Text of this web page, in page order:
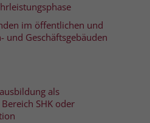
im öffentlichen und
und Geschäftsgebäuden
als
SHK oder
geklickt wurde,
Erfolge wie z.B.
oder Kontaktanfragen der
werden können.